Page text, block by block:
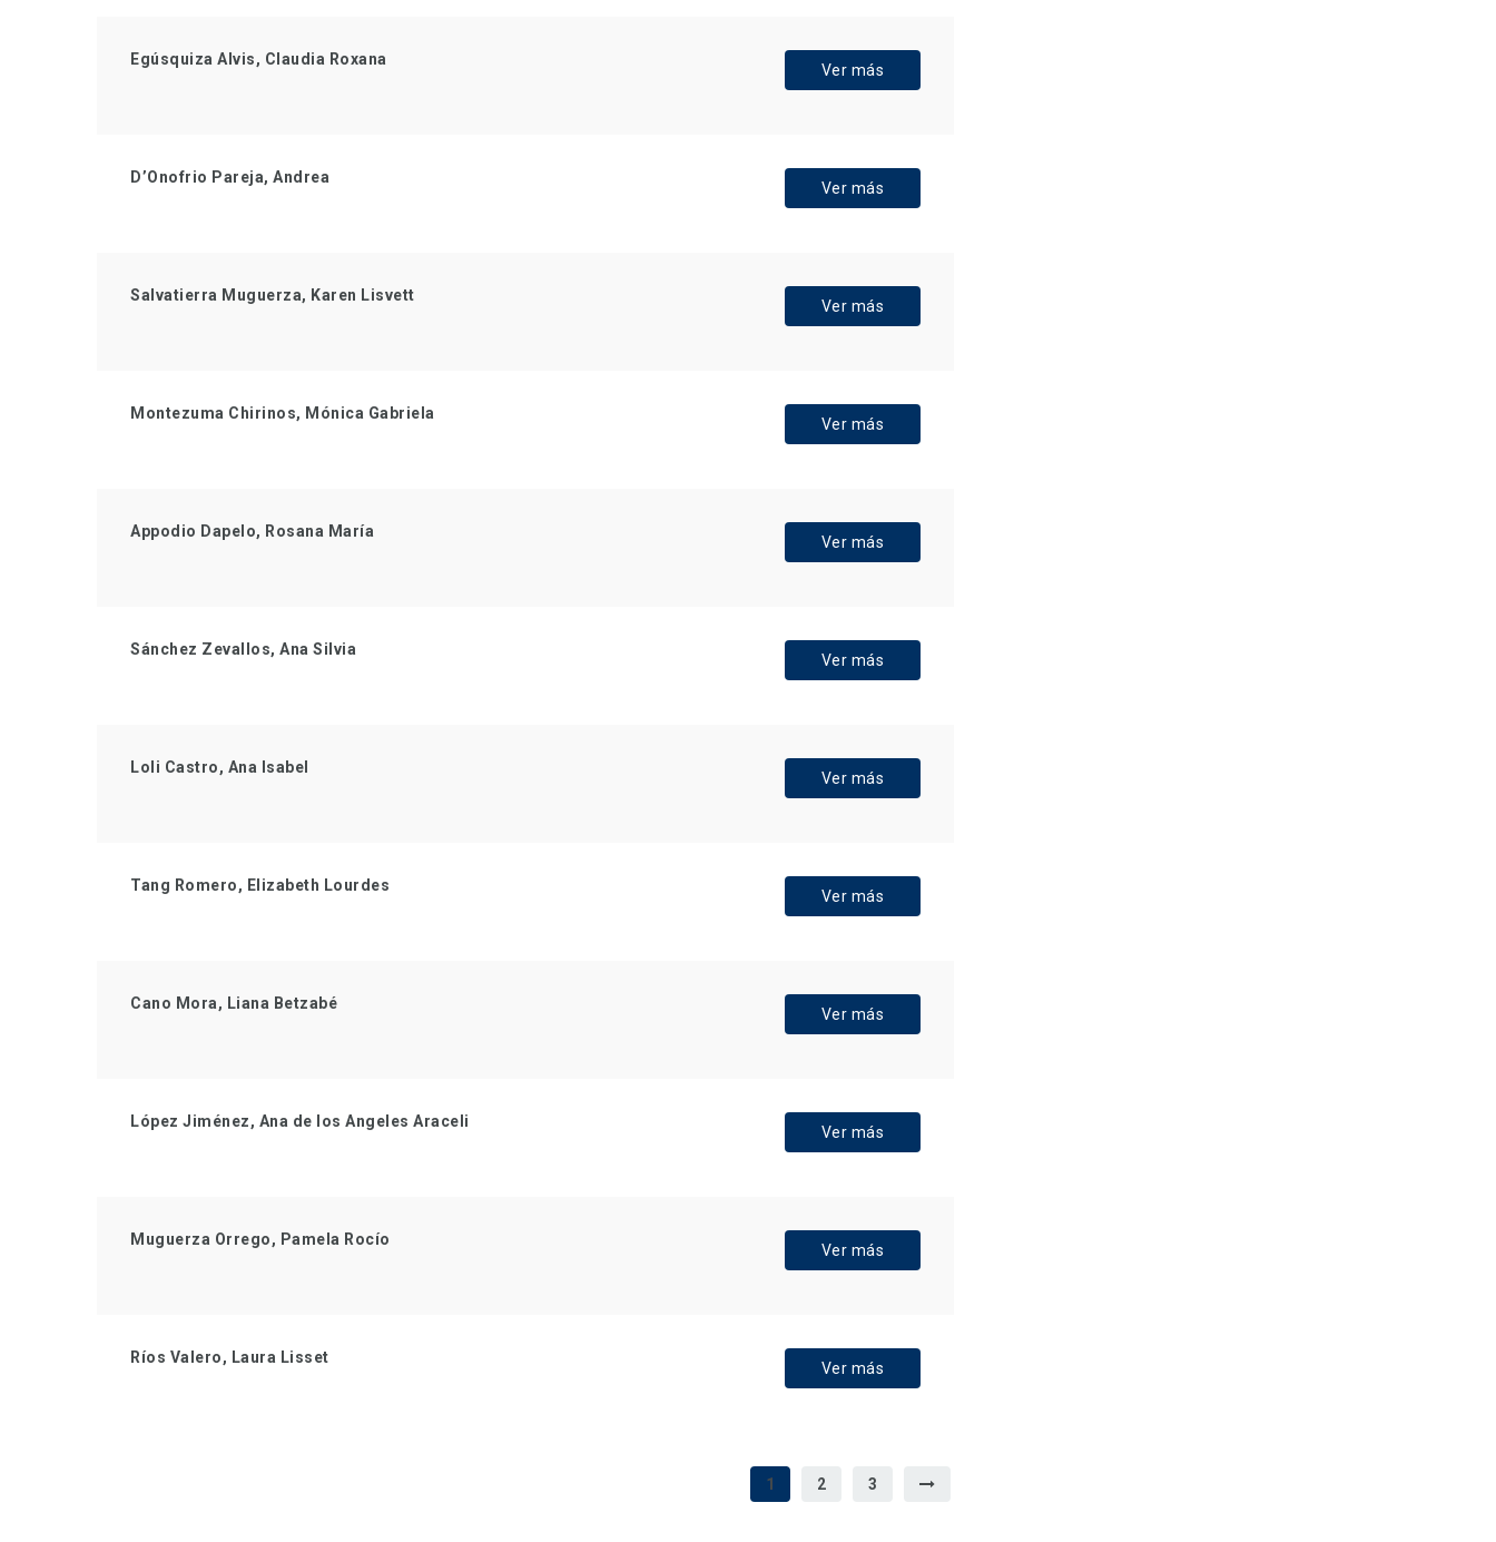
Egúsquiza Alvis, Claudia Roxana
Ver más
D’Onofrio Pareja, Andrea
Ver más
Salvatierra Muguerza, Karen Lisvett
Ver más
Montezuma Chirinos, Mónica Gabriela
Ver más
Appodio Dapelo, Rosana María
Ver más
Sánchez Zevallos, Ana Silvia
Ver más
Loli Castro, Ana Isabel
Ver más
Tang Romero, Elizabeth Lourdes
Ver más
Cano Mora, Liana Betzabé
Ver más
López Jiménez, Ana de los Angeles Araceli
Ver más
Muguerza Orrego, Pamela Rocío
Ver más
Ríos Valero, Laura Lisset
Ver más
1 2 3